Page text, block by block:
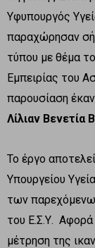
Υφυπουργός
παραχώρησαν
τύπου με θέμα
Εμπειρίας του
παρουσίαση
Λίλιαν Βενετία
Το έργο
Υπουργείου
των
του Ε.Σ.Υ. Αφορά
μέτρηση της